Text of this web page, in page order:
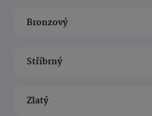
Bronzový
Stříbrný
Zlatý